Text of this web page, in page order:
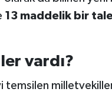
13 maddelik bir
vardı?
temsilen